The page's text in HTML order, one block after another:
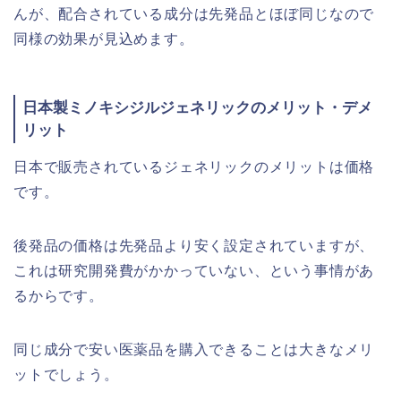
んが、配合されている成分は先発品とほぼ同じなので
同様の効果が見込めます。
日本製ミノキシジルジェネリックのメリット・デメ
リット
日本で販売されているジェネリックのメリットは価格
です。
後発品の価格は先発品より安く設定されていますが、
これは研究開発費がかかっていない、という事情があ
るからです。
同じ成分で安い医薬品を購入できることは大きなメリ
ットでしょう。